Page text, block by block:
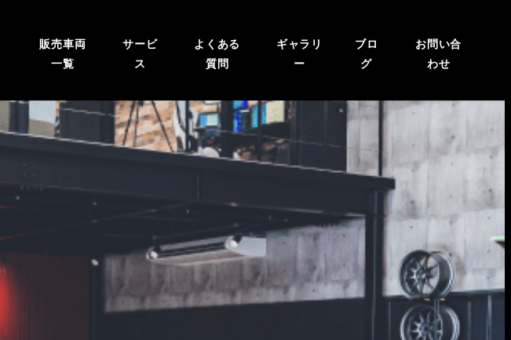
販売車両
一覧
サービ
ス
よくある
質問
ギャラリ
ー
ブロ
グ
お問い合
わせ